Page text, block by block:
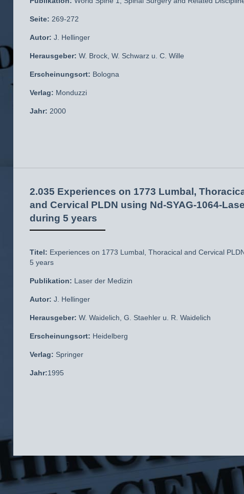
Seite: 269-272
Autor: J. Hellinger
Herausgeber: W. Brock, W. Schwarz u. C. Wille
Erscheinungsort: Bologna
Verlag: Monduzzi
Jahr: 2000
2.035 Experiences on 1773 Lumbal,
and Cervical PLDN using Nd-SYAG-1064-
during 5 years
Titel: Experiences on 1773 Lumbal, Thoracical and Cervical
5 years
Publikation: Laser der Medizin
Autor: J. Hellinger
Herausgeber: W. Waidelich, G. Staehler u. R. Waidelich
Erscheinungsort: Heidelberg
Verlag: Springer
Jahr:1995